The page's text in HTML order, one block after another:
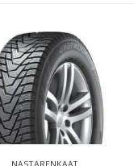
NASTARENKAAT